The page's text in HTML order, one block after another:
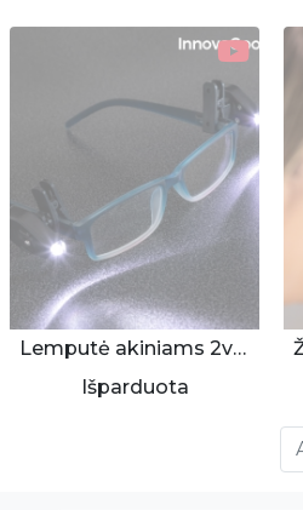
Lemputė akiniams 2vnt.
Išparduota